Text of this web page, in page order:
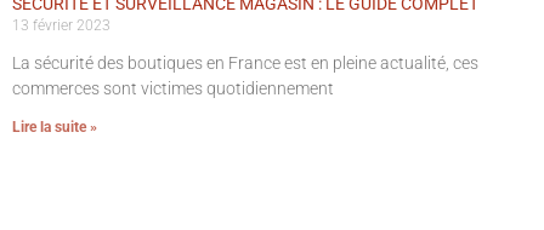
SÉCURITÉ ET SURVEILLANCE MAGASIN : LE GUIDE COMPLET
13 février 2023
La sécurité des boutiques en France est en pleine actualité, ces
commerces sont victimes quotidiennement
Lire la suite »